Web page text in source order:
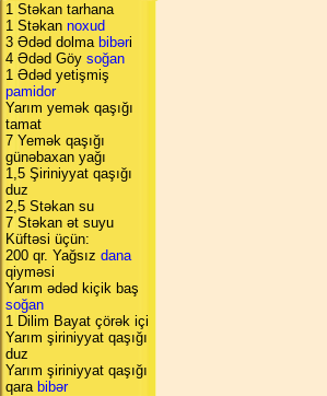
1 Stəkan tarhana
1 Stəkan noxud
3 Ədəd dolma bibəri
4 Ədəd Göy soğan
1 Ədəd yetişmiş
pamidor
Yarım yemək qaşığı
tamat
7 Yemək qaşığı
günəbaxan yağı
1,5 Şiriniyyat qaşığı
duz
2,5 Stəkan su
7 Stəkan ət suyu
Küftəsi üçün:
200 qr. Yağsız dana
qiyməsi
Yarım ədəd kiçik baş
soğan
1 Dilim Bayat çörək içi
Yarım şiriniyyat qaşığı
duz
Yarım şiriniyyat qaşığı
qara bibər